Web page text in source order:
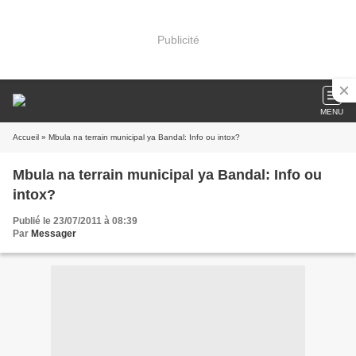
Publicité
MENU
Accueil » Mbula na terrain municipal ya Bandal: Info ou intox?
Mbula na terrain municipal ya Bandal: Info ou
intox?
Publié le 23/07/2011 à 08:39
Par Messager